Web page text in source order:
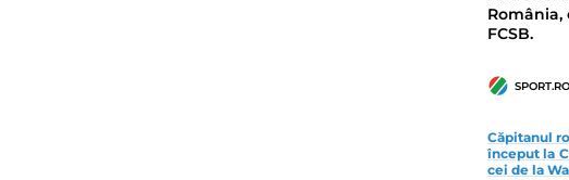
FCSB.
SPORT.RO
Căpitanul
început la
cei de la